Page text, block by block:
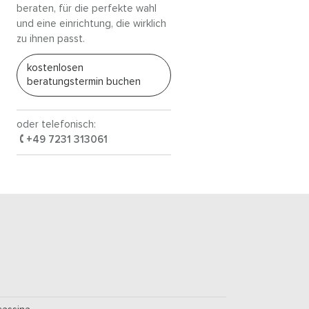
beraten, für die perfekte wahl
und eine einrichtung, die wirklich
zu ihnen passt.
kostenlosen
beratungstermin buchen
oder telefonisch:
+49 7231 313061